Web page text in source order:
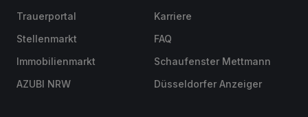
Trauerportal
Stellenmarkt
Immobilienmarkt
AZUBI NRW
Karriere
FAQ
Schaufenster Mettmann
Düsseldorfer Anzeiger